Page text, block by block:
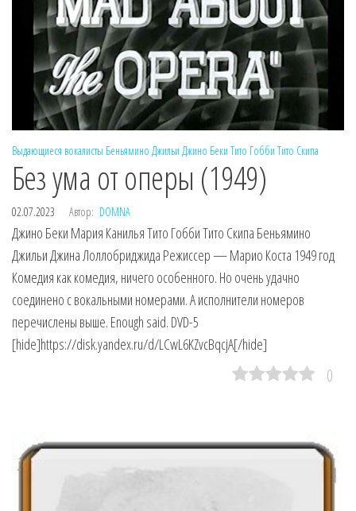
Выдающиеся вокалисты Беньямино Джильи Джино Беки Тито Гобби Тито Скипа
Без ума от оперы (1949)
02.07.2023 Автор: DOMNA
Джино Беки Мария Канилья Тито Гобби Тито Скипа Беньямино
Джильи Джина Лоллобриджида Режиссер — Марио Коста 1949 год
Комедия как комедия, ничего особенного. Но очень удачно
соединено с вокальными номерами. А исполнители номеров
перечислены выше. Enough said. DVD-5
[hide]https://disk.yandex.ru/d/LCwL6KZvcBqcjA[/hide]
0